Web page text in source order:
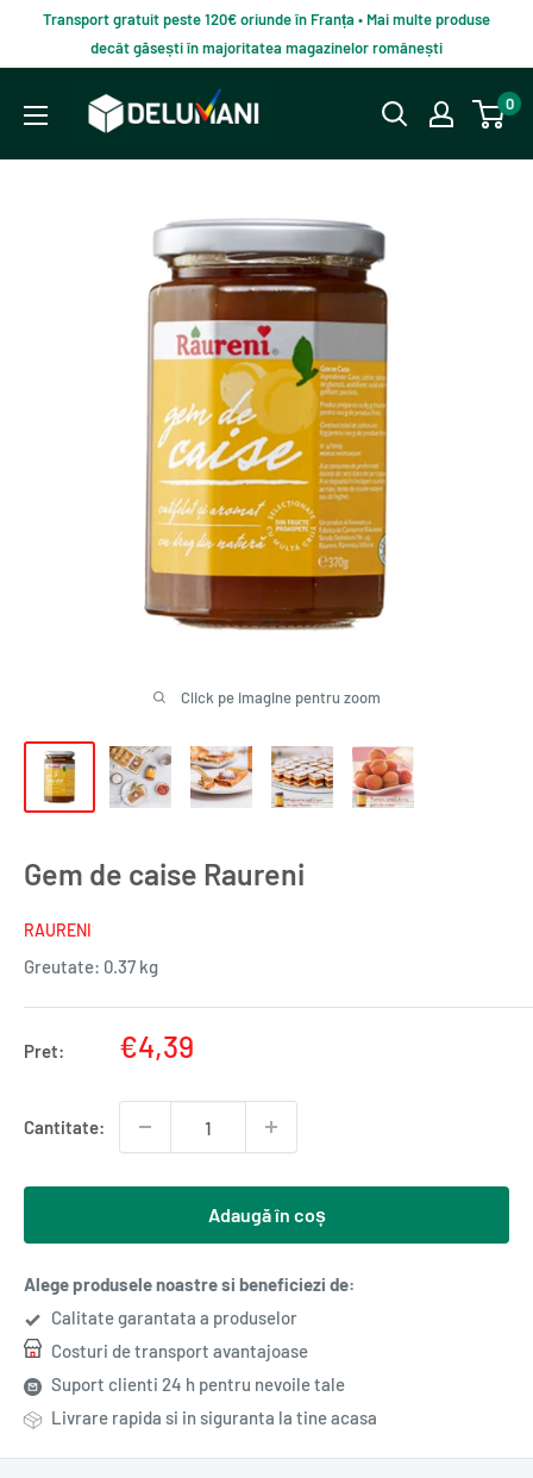
continut
Transport gratuit peste 120€ oriunde în Franța • Mai multe produse
decât găsești în majoritatea magazinelor românești
Delumani
Magazin
0
Click pe imagine pentru zoom
Gem de caise Raureni
RAURENI
Greutate: 0.37 kg
Pret:
Pret
€4,39
Cantitate:
Adaugă în coș
Alege produsele noastre si beneficiezi de:
Calitate garantata a produselor
Costuri de transport avantajoase
Suport clienti 24 h pentru nevoile tale
Livrare rapida si in siguranta la tine acasa